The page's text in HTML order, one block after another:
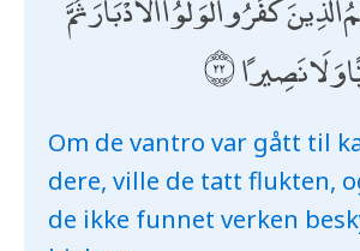
وَلَا نَصِيرًا
Om de vantro var gått til
dere, ville de tatt flukten,
de ikke funnet verken